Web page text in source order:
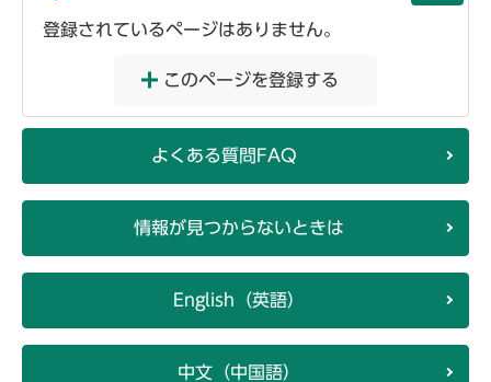
登録されているページはありません。
このページを登録する
よくある質問FAQ
情報が見つからないときは
English（英語）
中文（中国語）